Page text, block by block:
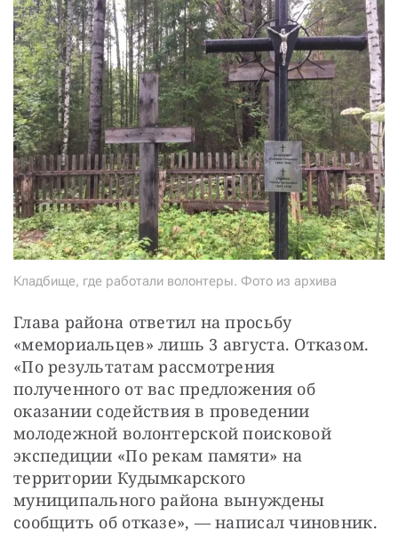
Кладбище, где работали волонтеры. Фото из архива
Глава района ответил на просьбу
«мемориальцев» лишь 3 августа. Отказом.
«По результатам рассмотрения
полученного от вас предложения об
оказании содействия в проведении
молодежной волонтерской поисковой
экспедиции «По рекам памяти» на
территории Кудымкарского
муниципального района вынуждены
сообщить об отказе», — написал чиновник.